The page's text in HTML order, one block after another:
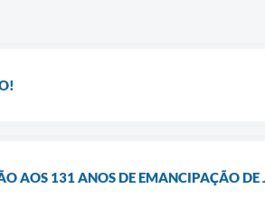
AOS 131 ANOS DE EMANCIPAÇÃO DE